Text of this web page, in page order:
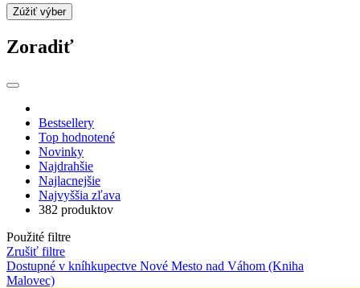
Zúžiť výber
Zoradiť
Bestsellery
Top hodnotené
Novinky
Najdrahšie
Najlacnejšie
Najvyššia zľava
382 produktov
Použité filtre
Zrušiť filtre
Dostupné v kníhkupectve Nové Mesto nad Váhom (Kniha
Malovec)